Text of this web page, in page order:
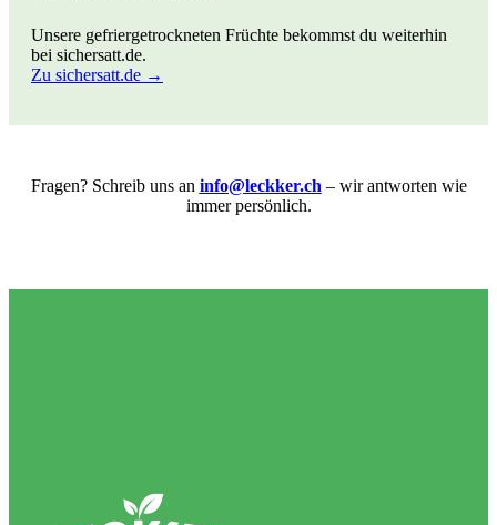
Unsere gefriergetrockneten Früchte bekommst du weiterhin
bei sichersatt.de.
Zu sichersatt.de →
Fragen? Schreib uns an info@leckker.ch – wir antworten wie
immer persönlich.